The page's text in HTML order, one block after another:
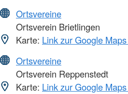
Ortsvereine
Ortsverein Brietlingen
Karte: Link zur Google
Ortsvereine
Ortsverein Reppenstedt
Karte: Link zur Google